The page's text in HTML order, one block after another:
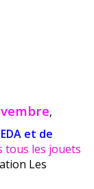
,
et de
tous les jouets
Les